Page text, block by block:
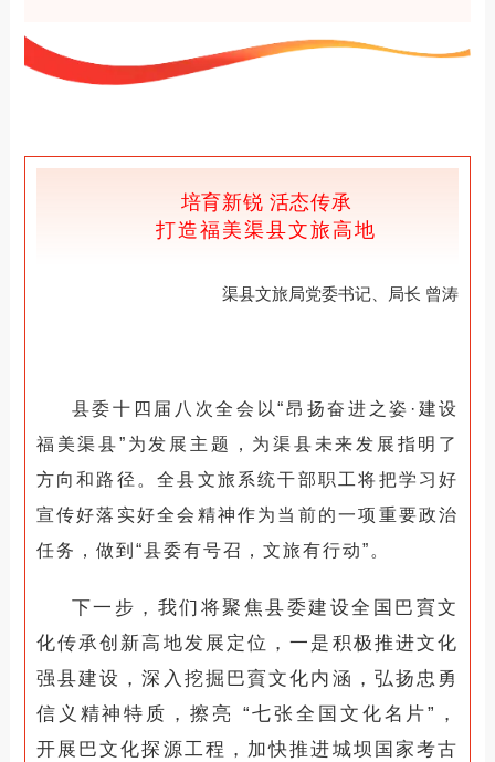
培育新锐 活态传承
打造福美渠县文旅高地
渠县文旅局党委书记、局长 曾涛
县委十四届八次全会以“昂扬奋进之姿·建设
福美渠县”为发展主题，为渠县未来发展指明了
方向和路径。全县文旅系统干部职工将把学习好
宣传好落实好全会精神作为当前的一项重要政治
任务，做到“县委有号召，文旅有行动”。
下一步，我们将聚焦县委建设全国巴賨文
化传承创新高地发展定位，一是积极推进文化
强县建设，深入挖掘巴賨文化内涵，弘扬忠勇
信义精神特质，擦亮 “七张全国文化名片”，
开展巴文化探源工程，加快推进城坝国家考古